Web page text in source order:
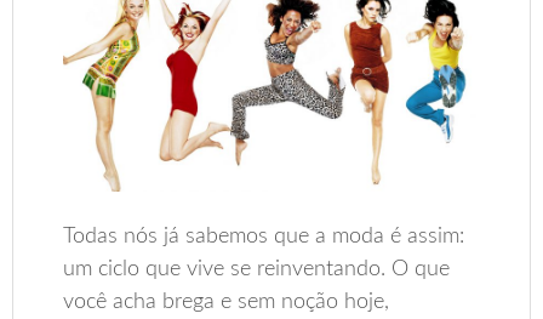
Todas nós já sabemos que a moda é assim:
um ciclo que vive se reinventando. O que
você acha brega e sem noção hoje,